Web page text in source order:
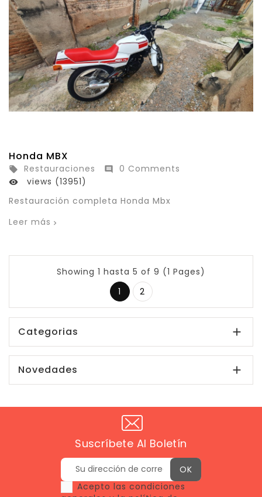
Honda MBX
 Restauraciones  0 Comments

views (13951)
Restauración completa Honda Mbx
Leer más
Showing 1 hasta 5 of 9 (1 Pages)
1
2
Categorias 
Novedades 
Suscríbete Al Boletín
Acepto las condiciones